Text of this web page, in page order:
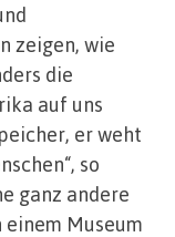
zeigen, wie
die
auf uns
er weht
so
ganz andere
einem Museum